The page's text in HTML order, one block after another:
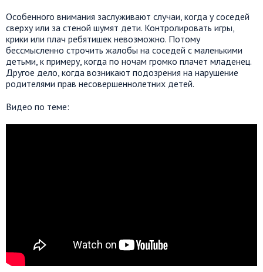
Особенного внимания заслуживают случаи, когда у соседей
сверху или за стеной шумят дети. Контролировать игры,
крики или плач ребятишек невозможно. Потому
бессмысленно строчить жалобы на соседей с маленькими
детьми, к примеру, когда по ночам громко плачет младенец.
Другое дело, когда возникают подозрения на нарушение
родителями прав несовершеннолетних детей.
Видео по теме: